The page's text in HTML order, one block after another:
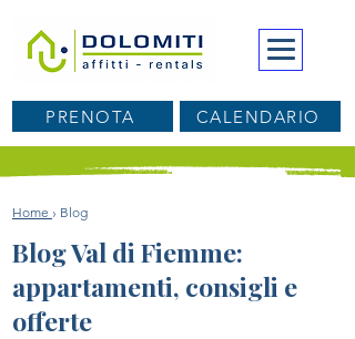
PRENOTA CALENDARIO
Home › Blog
Blog Val di Fiemme:
appartamenti, consigli e
offerte